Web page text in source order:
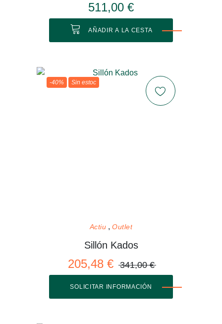
511,00 €
AÑADIR A LA CESTA
-40% Sin estoc
Actiu Outlet
Sillón Kados
205,48 € 341,00 €
SOLICITAR INFORMACIÓN